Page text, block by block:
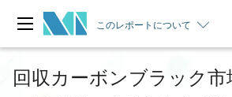
このレポートについて
回収カーボンブラック市